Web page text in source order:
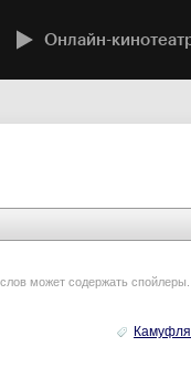
Онлайн-
может содержать